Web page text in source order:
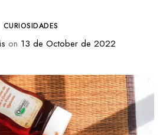
CURIOSIDADES
on 13 de October de 2022